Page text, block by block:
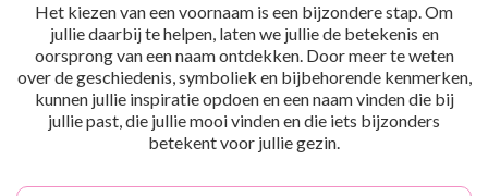
Het kiezen van een voornaam is een bijzondere stap. Om
jullie daarbij te helpen, laten we jullie de betekenis en
oorsprong van een naam ontdekken. Door meer te weten
over de geschiedenis, symboliek en bijbehorende kenmerken,
kunnen jullie inspiratie opdoen en een naam vinden die bij
jullie past, die jullie mooi vinden en die iets bijzonders
betekent voor jullie gezin.